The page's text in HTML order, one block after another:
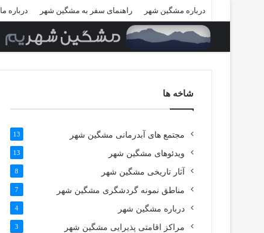
درباره مشگین شهر راهنمای سفر به مشگین شهر درباره ما
شاخه ها
مجتمع های آبدرمانی مشگین شهر 13
ویدئوهای مشگین شهر 13
آثار تاریخی مشگین شهر 8
مناطق نمونه گردشگری مشگین شهر 7
درباره مشگین شهر 4
مراکز اقامتی پذیرایی مشگین شهر 3